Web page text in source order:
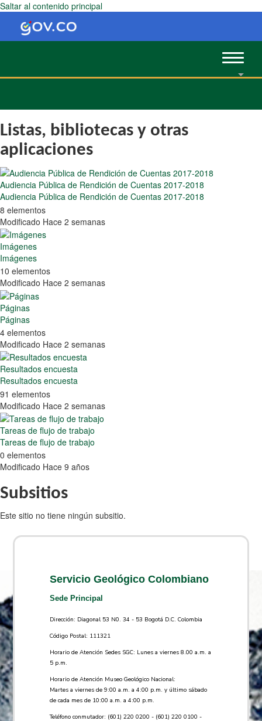
Saltar al contenido principal
Toggle
Listas, bibliotecas y otras
aplicaciones
Audiencia Pública de Rendición de Cuentas 2017-2018
Audiencia Pública de Rendición de Cuentas 2017-2018
8 elementos
Modificado Hace 2 semanas
Imágenes
Imágenes
10 elementos
Modificado Hace 2 semanas
Páginas
Páginas
4 elementos
Modificado Hace 2 semanas
Resultados encuesta
Resultados encuesta
91 elementos
Modificado Hace 2 semanas
Tareas de flujo de trabajo
Tareas de flujo de trabajo
0 elementos
Modificado Hace 9 años
Subsitios
Este sitio no tiene ningún subsitio.
Servicio Geológico Colombiano
Sede Principal
Dirección: Diagonal 53 N0. 34 - 53 Bogotá D.C. Colombia
Código Postal: 111321
Horario de Atención Sedes SGC: Lunes a viernes 8.00 a.m. a
5 p.m.
Horario de Atención Museo Geológico Nacional:
Martes a viernes de 9:00 a.m. a 4:00 p.m. y último sábado
de cada mes de 10:00 a.m. a 4:00 p.m.
Teléfono conmutador: (601) 220 0200 - (601) 220 0100 -